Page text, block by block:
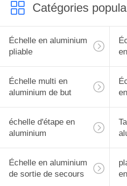
Catégories
Échelle en aluminium
pliable
Échelle multi en
aluminium de but
échelle d'étape en
aluminium
Échelle en aluminium
de sortie de secours